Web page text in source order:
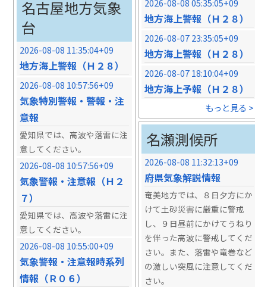
地方海上警報（Ｈ２８）
2026-08-07 23:35:05+09
地方海上警報（Ｈ２８）
2026-08-07 18:10:04+09
地方海上予報（Ｈ２８）
もっと見る >
名古屋地方気象
台
2026-08-08 11:35:04+09
地方海上警報（Ｈ２８）
2026-08-08 10:57:56+09
気象特別警報・警報・注
意報
愛知県では、高波や落雷に注
意してください。
2026-08-08 10:57:56+09
気象警報・注意報（Ｈ２
７）
愛知県では、高波や落雷に注
意してください。
2026-08-08 10:55:00+09
気象警報・注意報時系列
情報（Ｒ０６）
名瀬測候所
2026-08-08 11:32:13+09
府県気象解説情報
奄美地方では、８日夕方にか
けて土砂災害に厳重に警戒
し、９日昼前にかけてうねり
を伴った高波に警戒してくだ
さい。また、落雷や竜巻など
の激しい突風に注意してくだ
さい。